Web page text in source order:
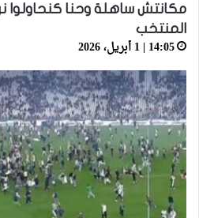
مكانتش ساهلة وحنا كنحاولوا
المنتخب
14:05 | 1 أبريل، 2026